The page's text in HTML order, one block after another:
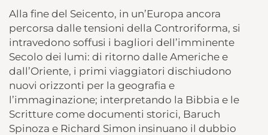
Alla fine del Seicento, in un’Europa ancora
percorsa dalle tensioni della Controriforma, si
intravedono soffusi i bagliori dell’imminente
Secolo dei lumi: di ritorno dalle Americhe e
dall’Oriente, i primi viaggiatori dischiudono
nuovi orizzonti per la geografia e
l’immaginazione; interpretando la Bibbia e le
Scritture come documenti storici, Baruch
Spinoza e Richard Simon insinuano il dubbio